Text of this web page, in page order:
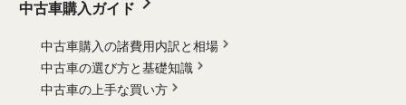
中古車購入ガイド
中古車購入の諸費用内訳と相場
中古車の選び方と基礎知識
中古車の上手な買い方